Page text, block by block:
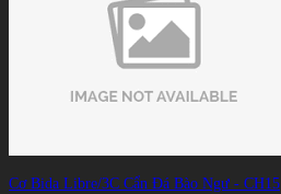
Cơ Bida Libre/3C Cẩn Đá Bào Ngư - CH15